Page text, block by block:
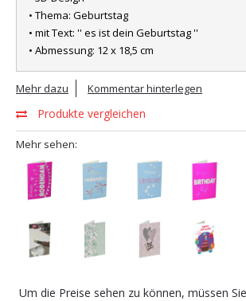
• Thema: Geburtstag
• mit Text: '' es ist dein Geburtstag ''
• Abmessung: 12 x 18,5 cm
Mehr dazu Kommentar hinterlegen
Produkte vergleichen
Mehr sehen:
Um die Preise sehen zu können, müssen